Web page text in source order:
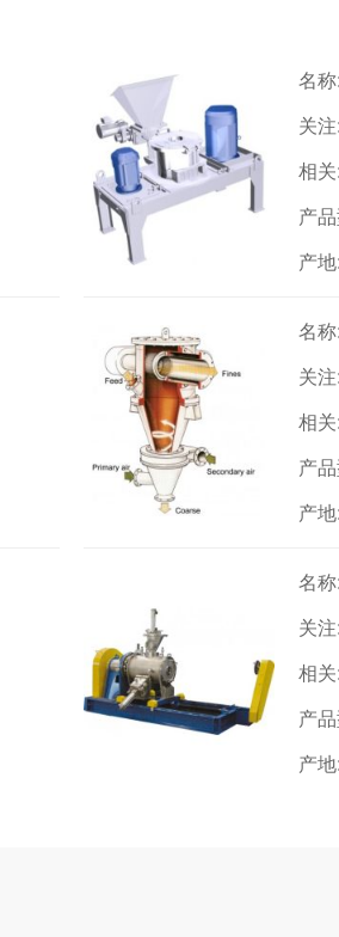
名
关
相
产
产
名
关
相
产
产
名
关
相
产
产